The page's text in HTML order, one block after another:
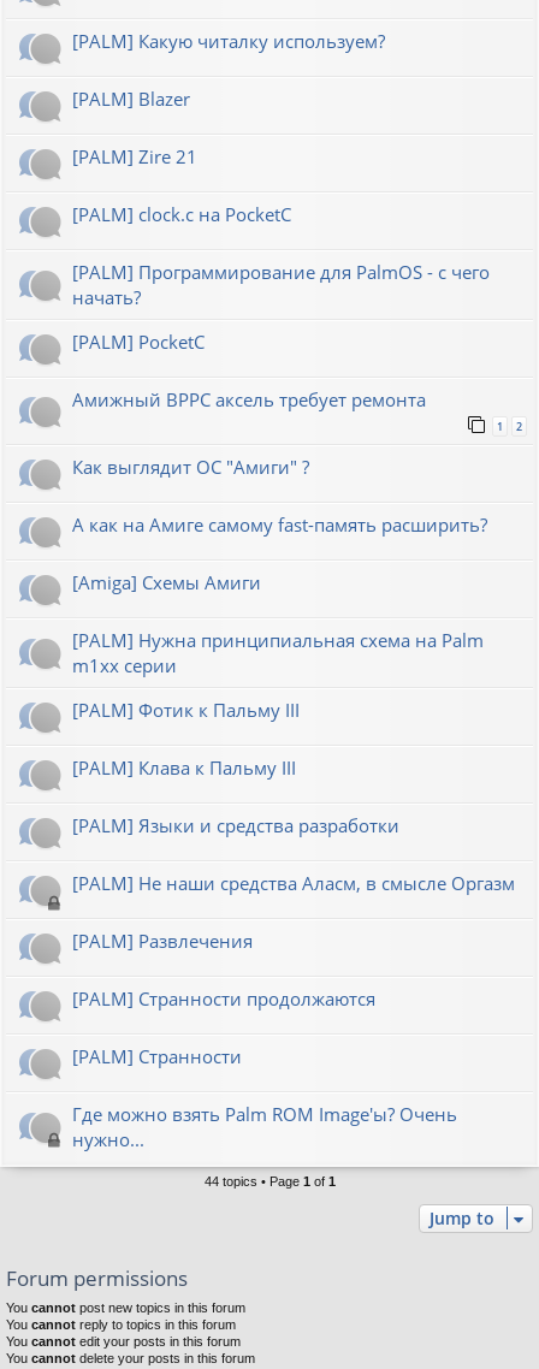
[PALM] Какую читалку используем?
[PALM] Blazer
[PALM] Zire 21
[PALM] clock.c на PocketC
[PALM] Программирование для PalmOS - с чего
начать?
[PALM] PocketC
Амижный BPPC аксель требует ремонта
1 2
Как выглядит ОС "Амиги" ?
А как на Амиге самому fast-память расширить?
[Amiga] Схемы Амиги
[PALM] Нужна принципиальная схема на Palm
m1xx серии
[PALM] Фотик к Пальму III
[PALM] Клава к Пальму III
[PALM] Языки и средства разработки
[PALM] Не наши средства Аласм, в смысле Оргазм
[PALM] Развлечения
[PALM] Странности продолжаются
[PALM] Странности
Где можно взять Palm ROM Image'ы? Очень
нужно...
44 topics • Page 1 of 1
Jump to
Forum permissions
You cannot post new topics in this forum
You cannot reply to topics in this forum
You cannot edit your posts in this forum
You cannot delete your posts in this forum